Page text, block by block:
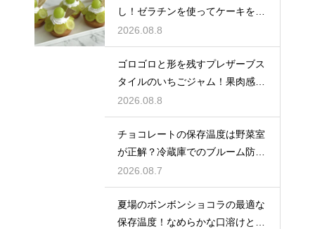
し！ゼラチンを使ってケーキを美
しく飾る
2026.08.8
ゴロゴロと形を残すプレザーブス
タイルのいちごジャム！果肉感を
たっぷり楽しむ美味しいレシピ
2026.08.8
チョコレートの保存温度は野菜室
が正解？冷蔵庫でのブルーム防止
策
2026.08.7
夏場のボンボンショコラの最適な
保存温度！なめらかな口溶けと美